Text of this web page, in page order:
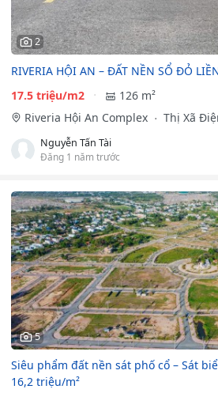
2
RIVERIA HỘI AN – ĐẤT NỀN SỔ ĐỎ
17.5 triệu/m2
126 m²
Riveria Hội An Complex
Thị Xã
Nguyễn Tấn Tài
Đăng 1 năm trước
5
Siêu phẩm đất nền sát phố cổ – Sát
16,2 triệu/m²